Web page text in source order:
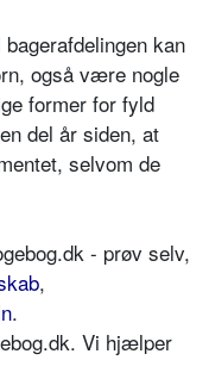
kan
også være nogle
former for fyld
del år siden, at
selvom de
- prøv selv,
,
.
Vi hjælper